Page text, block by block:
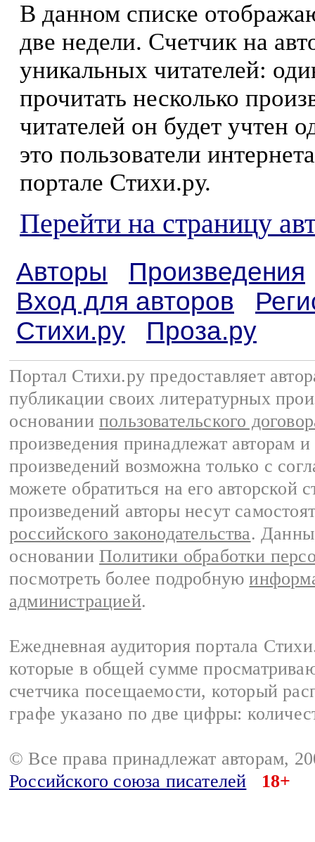
В данном списке
две недели. Счетчик на
уникальных читателей:
прочитать несколько
читателей он будет учтен
это пользователи
портале Стихи.ру.
Перейти на страницу
Авторы
Произведения
Вход для авторов
Стихи.ру
Проза.ру
Портал Стихи.ру предоставляет
публикации своих литературных
основании пользовательского
произведения принадлежат авторам
произведений возможна только с
можете обратиться на его авторской
произведений авторы несут
российского законодательства.
основании Политики обработки
посмотреть более подробную
администрацией.
Ежедневная аудитория портала
которые в общей сумме
счетчика посещаемости, который
графе указано по две цифры:
© Все права принадлежат авторам,
Российского союза писателей
18+